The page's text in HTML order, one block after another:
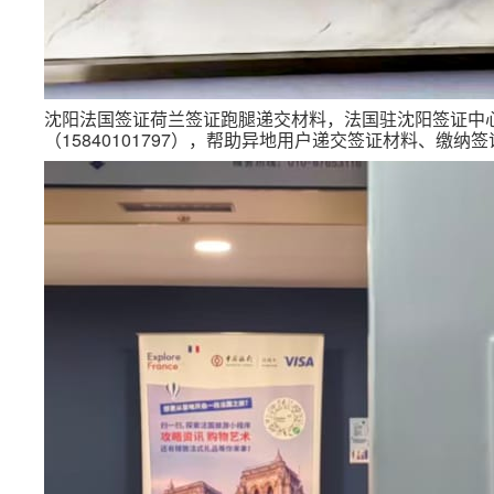
沈阳法国签证荷兰签证跑腿递交材料，法国驻沈阳签证
（15840101797），帮助异地用户递交签证材料、缴纳